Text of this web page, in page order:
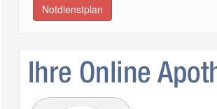
Notdienstplan